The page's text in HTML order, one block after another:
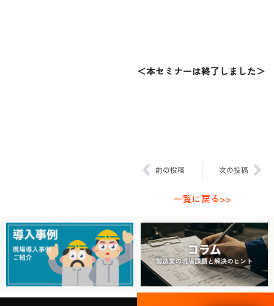
＜本セミナーは終了しました＞
Prev
前の投稿 次の投稿
一覧に戻る>>